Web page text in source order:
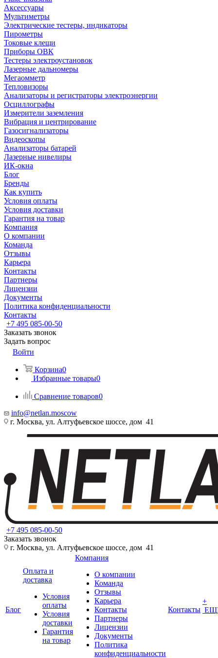
Аксессуары
Мультиметры
Электрические тестеры, индикаторы
Пирометры
Токовые клещи
Приборы ОВК
Тестеры электроустановок
Лазерные дальномеры
Мегаомметр
Тепловизоры
Анализаторы и регистраторы электроэнергии
Осциллографы
Измерители заземления
Вибрация и центрирование
Газосигнализаторы
Видеоскопы
Анализаторы батарей
Лазерные нивелиры
ИК-окна
Блог
Бренды
Как купить
Условия оплаты
Условия доставки
Гарантия на товар
Компания
О компании
Команда
Отзывы
Карьера
Контакты
Партнеры
Лицензии
Документы
Политика конфиденциальности
Контакты
+7 495 085-00-50
Заказать звонок
Задать вопрос
Войти
Корзина0
Избранные товары0
Сравнение товаров0
info@netlan.moscow
г. Москва, ул. Алтуфьевское шоссе, дом 41
+7 495 085-00-50
Заказать звонок
г. Москва, ул. Алтуфьевское шоссе, дом 41
Блог
Оплата и
доставка
Условия
оплаты
Условия
доставки
Гарантия
на товар
Компания
О компании
Команда
Отзывы
Карьера
Контакты
Партнеры
Лицензии
Документы
Политика
конфиденциальности
Контакты
+